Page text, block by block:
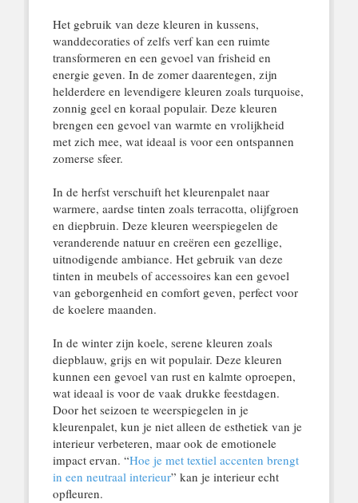
Het gebruik van deze kleuren in kussens,
wanddecoraties of zelfs verf kan een ruimte
transformeren en een gevoel van frisheid en
energie geven. In de zomer daarentegen, zijn
helderdere en levendigere kleuren zoals turquoise,
zonnig geel en koraal populair. Deze kleuren
brengen een gevoel van warmte en vrolijkheid
met zich mee, wat ideaal is voor een ontspannen
zomerse sfeer.
In de herfst verschuift het kleurenpalet naar
warmere, aardse tinten zoals terracotta, olijfgroen
en diepbruin. Deze kleuren weerspiegelen de
veranderende natuur en creëren een gezellige,
uitnodigende ambiance. Het gebruik van deze
tinten in meubels of accessoires kan een gevoel
van geborgenheid en comfort geven, perfect voor
de koelere maanden.
In de winter zijn koele, serene kleuren zoals
diepblauw, grijs en wit populair. Deze kleuren
kunnen een gevoel van rust en kalmte oproepen,
wat ideaal is voor de vaak drukke feestdagen.
Door het seizoen te weerspiegelen in je
kleurenpalet, kun je niet alleen de esthetiek van je
interieur verbeteren, maar ook de emotionele
impact ervan. “Hoe je met textiel accenten brengt
in een neutraal interieur” kan je interieur echt
opfleuren.